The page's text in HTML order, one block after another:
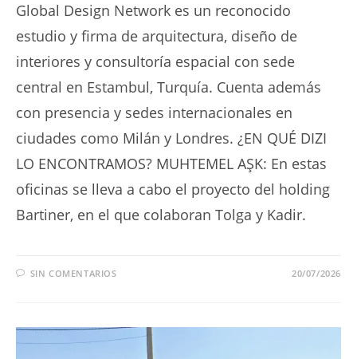
Global Design Network es un reconocido
estudio y firma de arquitectura, diseño de
interiores y consultoría espacial con sede
central en Estambul, Turquía. Cuenta además
con presencia y sedes internacionales en
ciudades como Milán y Londres. ¿EN QUÉ DIZI
LO ENCONTRAMOS? MUHTEMEL AŞK: En estas
oficinas se lleva a cabo el proyecto del holding
Bartiner, en el que colaboran Tolga y Kadir.
SIN COMENTARIOS 20/07/2026